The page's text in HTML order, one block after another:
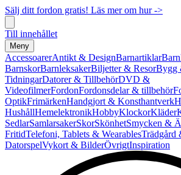
Sälj ditt fordon gratis! Läs mer om hur ->
Till innehållet
Meny
AccessoarerAntikt & DesignBarnartiklar
BarnskorBarnleksakerBiljetter & ResorBygg
TidningarDatorer & TillbehörDVD &
VideofilmerFordonFordonsdelar & tillbehör
OptikFrimärkenHandgjort & Konsthantverk
HushållHemelektronikHobbyKlockorKläder
SedlarSamlarsakerSkorSkönhetSmycken &
FritidTelefoni, Tablets & WearablesTrädgård
DatorspelVykort & BilderÖvrigtInspiration